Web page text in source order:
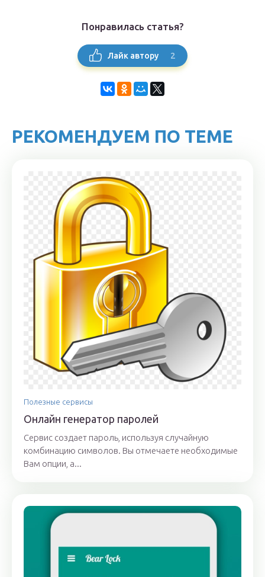
Понравилась статья?
Лайк автору 2
РЕКОМЕНДУЕМ ПО ТЕМЕ
Полезные сервисы
Онлайн генератор паролей
Сервис создает пароль, используя случайную
комбинацию символов. Вы отмечаете необходимые
Вам опции, а...